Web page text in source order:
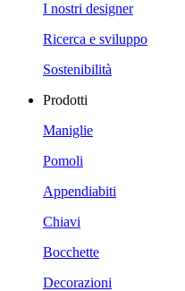
I nostri designer
Ricerca e sviluppo
Sostenibilità
Prodotti
Maniglie
Pomoli
Appendiabiti
Chiavi
Bocchette
Decorazioni